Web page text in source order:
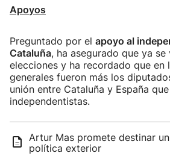
Apoyos
Preguntado por el apoyo al
Cataluña, ha asegurado que ya
elecciones y ha recordado que en
generales fueron más los
unión entre Cataluña y España
independentistas.
Artur Mas promete destinar
política exterior